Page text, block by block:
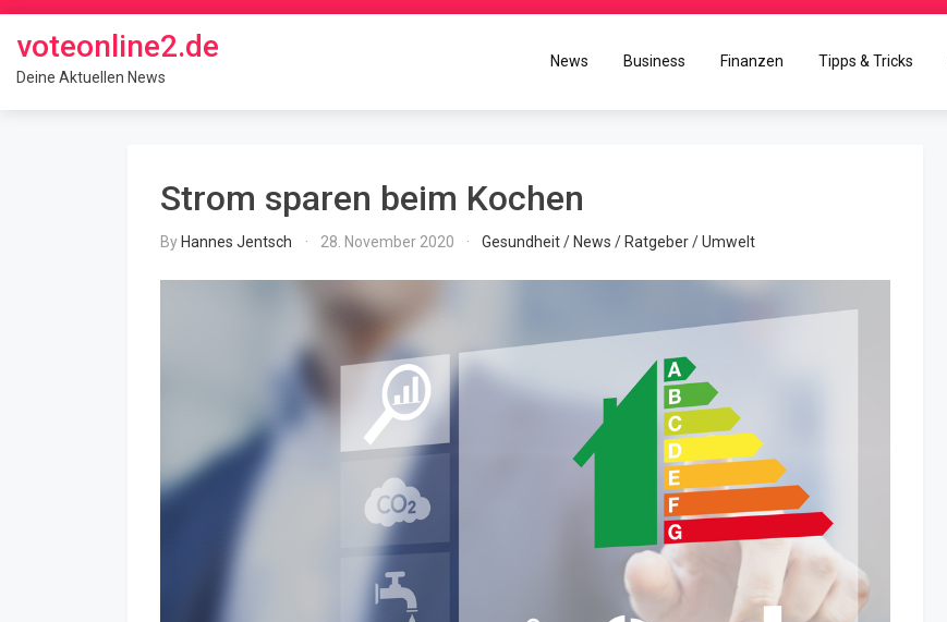
content
voteonline2.de
Deine Aktuellen News
News Business Finanzen Tipps & Tricks
Strom sparen beim Kochen
By Hannes Jentsch 28. November 2020 Gesundheit/ News / Ratgeber/Umwelt